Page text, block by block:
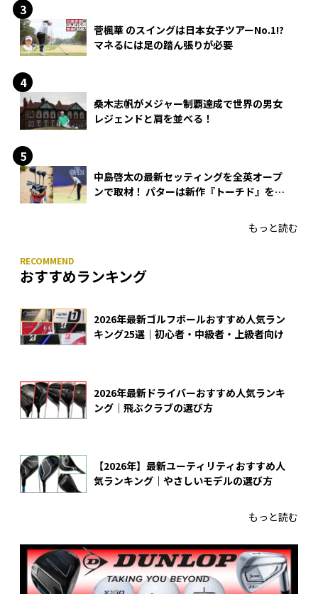
菅楓華 のスイングは日本女子ツアーNo.1!?
マネるには足の踏ん張りが必要
桑木志帆がメジャー制覇達成で世界の男女
レジェンドと肩を並べる！
中島啓太の最新セッティングを全英オープ
ンで取材！ パターは新作『トーチド』を投
もっと読む
おすすめランキング
2026年最新ゴルフボールおすすめ人気ラン
キング25選｜初心者・中級者・上級者向け
2026年最新ドライバーおすすめ人気ランキ
ング｜飛ぶクラブの選び方
【2026年】最新ユーティリティおすすめ人
気ランキング｜やさしいモデルの選び方
もっと読む